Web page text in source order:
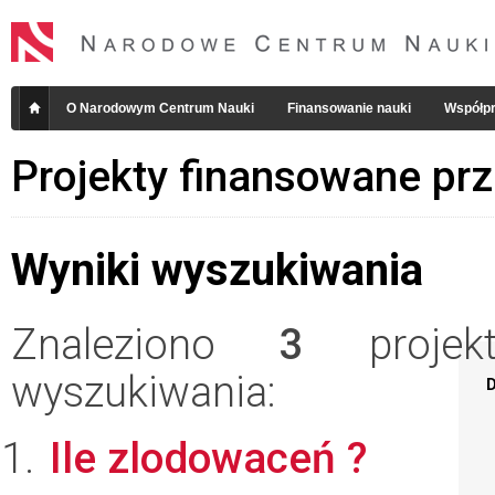
O Narodowym Centrum Nauki Finansowanie nauki
Projekty finansowane
Wyniki wyszukiwania
Znaleziono 3
wyszukiwania:
Ile zlodowaceń ?